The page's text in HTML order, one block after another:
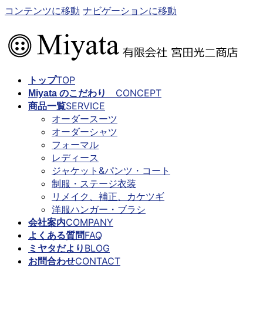
コンテンツに移動 ナビゲーションに移動
トップTOP
Miyata のこだわり CONCEPT
商品一覧SERVICE
オーダースーツ
オーダーシャツ
フォーマル
レディース
ジャケット&パンツ・コート
制服・ステージ衣装
リメイク、補正、カケツギ
洋服ハンガー・ブラシ
会社案内COMPANY
よくある質問FAQ
ミヤタだより BLOG
お問合わせCONTACT